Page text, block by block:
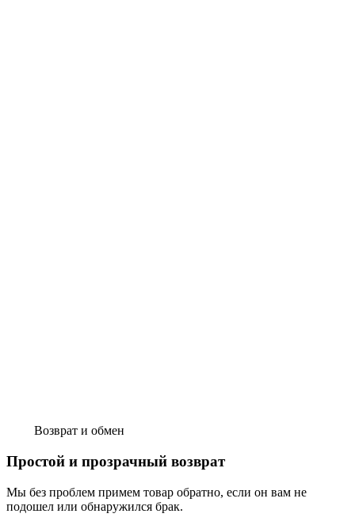
Возврат и обмен
Простой и прозрачный возврат
Мы без проблем примем товар обратно, если он вам не
подошел или обнаружился брак.